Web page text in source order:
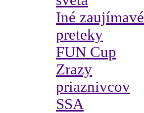
Iné zaujímavé
preteky
FUN Cup
Zrazy
priaznivcov
SSA